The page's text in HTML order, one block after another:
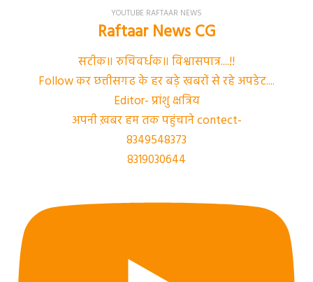
YOUTUBE RAFTAAR NEWS
Raftaar News CG
सटीक॥ रुचिवर्धक॥ विश्वासपात्र....!!
Follow कर छत्तीसगढ के हर बड़े खबरों से रहे अपडेट....
Editor- प्रांशु क्षत्रिय
अपनी ख़बर हम तक पहुंचाने contect-
8349548373
8319030644